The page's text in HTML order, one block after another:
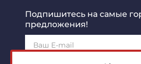
Подпишитесь на самые
предложения!